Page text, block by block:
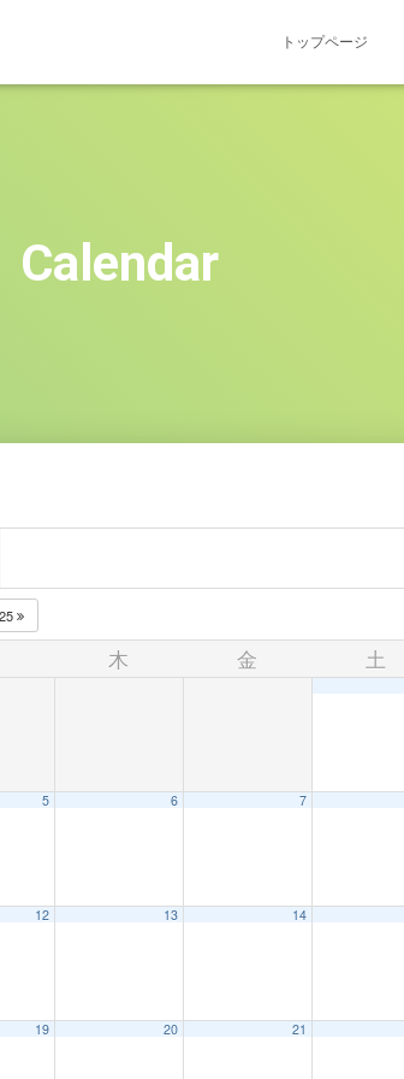
トップページ
Calendar
木 金 土
5 6 7
12 13 14
19 20 21